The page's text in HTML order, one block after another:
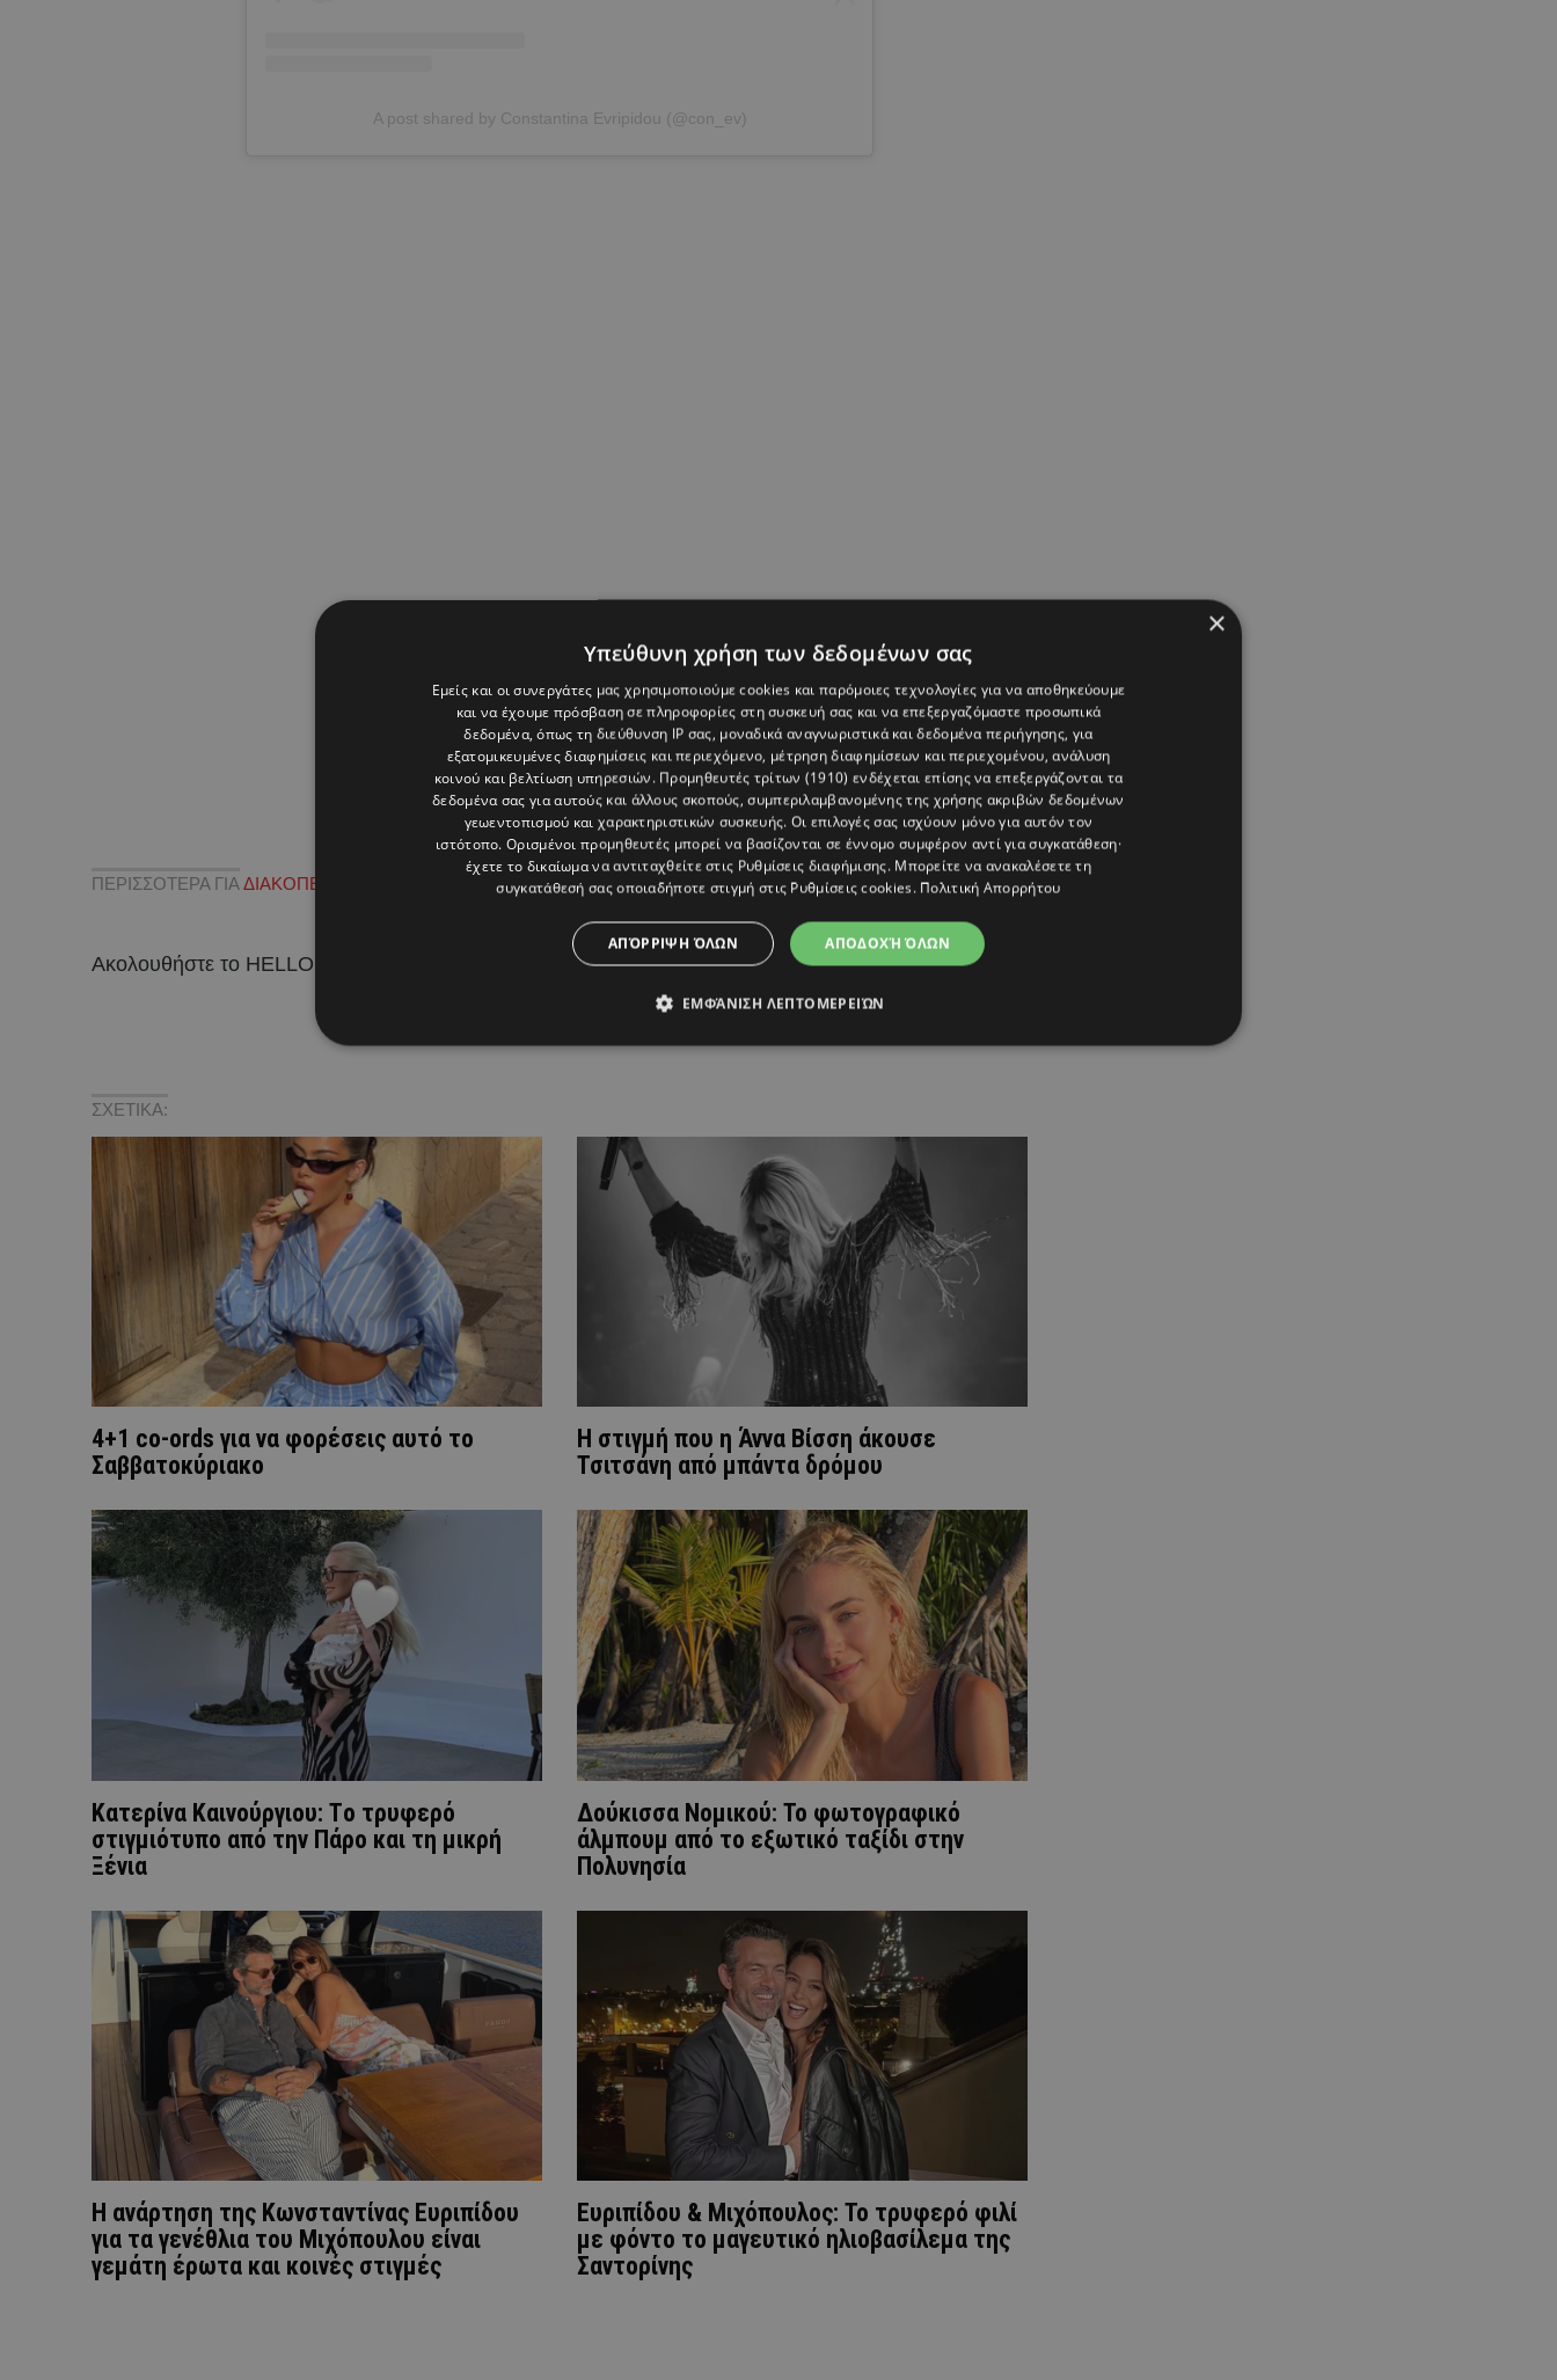
A post shared by Constantina Evripidou (@con_ev)
ΠΕΡΙΣΣΟΤΕΡΑ ΓΙΑ ΔΙΑΚΟΠΕΣ ΚΩΝΣΤΑΝΤΙΝΑ ΕΥΡΙΠΙΔΟΥ,ΦΙΛΙΠΠΟΣ ΜΙΧΟΠΟΥΛΟΣ
Ακολουθήστε το HELLO σε
ΣΧΕΤΙΚΑ:
4+1 co-ords για να φορέσεις αυτό το
Σαββατοκύριακο
H στιγμή που η Άννα Βίσση άκουσε
Τσιτσάνη από μπάντα δρόμου
Κατερίνα Καινούργιου: Tο τρυφερό
στιγμιότυπο από την Πάρο και τη μικρή
Ξένια
Δούκισσα Νομικού: Το φωτογραφικό
άλμπουμ από το εξωτικό ταξίδι στην
Πολυνησία
Η ανάρτηση της Kωνσταντίνας Ευριπίδου
για τα γενέθλια του Μιχόπουλου είναι
γεμάτη έρωτα και κοινές στιγμές
Ευριπίδου & Μιχόπουλος: Το τρυφερό φιλί
με φόντο το μαγευτικό ηλιοβασίλεμα της
Σαντορίνης
×
Υπεύθυνη χρήση των δεδομένων σας
Εμείς και οι συνεργάτες μας χρησιμοποιούμε cookies και παρόμοιες τεχνολογίες για να αποθηκεύουμε
και να έχουμε πρόσβαση σε πληροφορίες στη συσκευή σας και να επεξεργαζόμαστε προσωπικά
δεδομένα, όπως τη διεύθυνση IP σας, μοναδικά αναγνωριστικά και δεδομένα περιήγησης, για
εξατομικευμένες διαφημίσεις και περιεχόμενο, μέτρηση διαφημίσεων και περιεχομένου, ανάλυση
κοινού και βελτίωση υπηρεσιών. Προμηθευτές τρίτων (1910) ενδέχεται επίσης να επεξεργάζονται τα
δεδομένα σας για αυτούς και άλλους σκοπούς, συμπεριλαμβανομένης της χρήσης ακριβών δεδομένων
γεωεντοπισμού και χαρακτηριστικών συσκευής. Οι επιλογές σας ισχύουν μόνο για αυτόν τον
ιστότοπο. Ορισμένοι προμηθευτές μπορεί να βασίζονται σε έννομο συμφέρον αντί για συγκατάθεση·
έχετε το δικαίωμα να αντιταχθείτε στις Ρυθμίσεις διαφήμισης. Μπορείτε να ανακαλέσετε τη
συγκατάθεσή σας οποιαδήποτε στιγμή στις Ρυθμίσεις cookies. Πολιτική Απορρήτου
ΑΠΟΔΟΧΉ ΌΛΩΝ
ΑΠΌΡΡΙΨΗ ΌΛΩΝ
ΕΜΦΆΝΙΣΗ ΛΕΠΤΟΜΕΡΕΙΏΝ